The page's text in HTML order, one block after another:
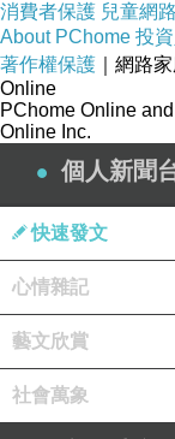
消費者保護 兒童網
About PChome 投
著作權保護 ｜網路
Online
PChome Online
Online Inc.
個人新聞
快速發文
心情雜記
藝文欣賞
社會萬象